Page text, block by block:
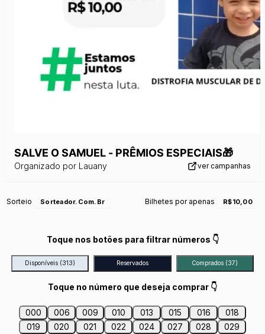
SALVE O SAMUEL - PRÊMIOS ESPECIAIS🎁
Organizado por Lauany ver campanhas
Sorteio Sorteador.com.br Bilhetes por apenas R$10,00
Toque nos botões para filtrar números 👇
Disponíveis (313) Reservados Comprados (37)
Toque no número que deseja comprar 👇
000 006 009 010 013 015 016
018
019
020 021 022 024 027 028
029